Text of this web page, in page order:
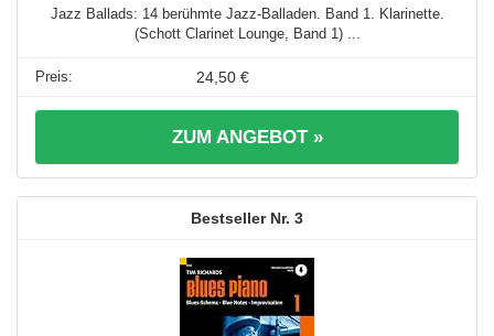
Jazz Ballads: 14 berühmte Jazz-Balladen. Band 1. Klarinette.
(Schott Clarinet Lounge, Band 1) ...
24,50 €
ZUM ANGEBOT »
3